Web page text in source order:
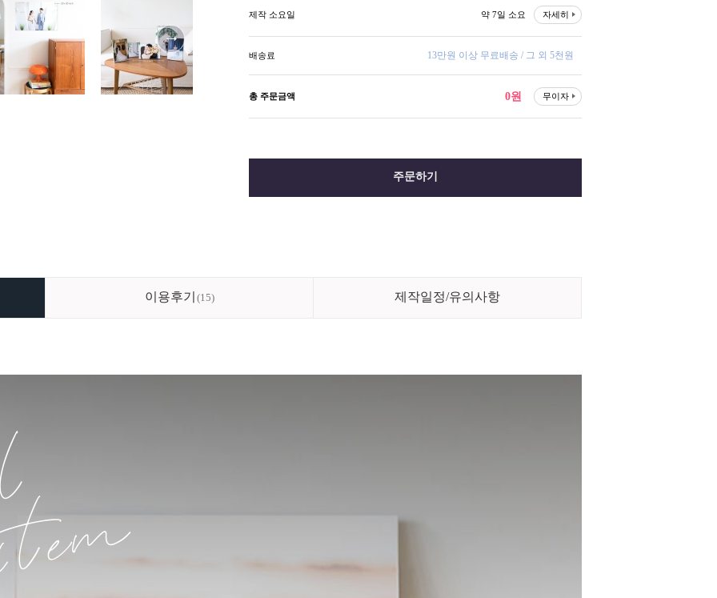
제작 소요일 약 7일 소요 자세히
배송료 13만원 이상 무료배송 / 그 외 5천원
총 주문금액 0원 무이자
주문하기
이용후기15 제작일정/유의사항